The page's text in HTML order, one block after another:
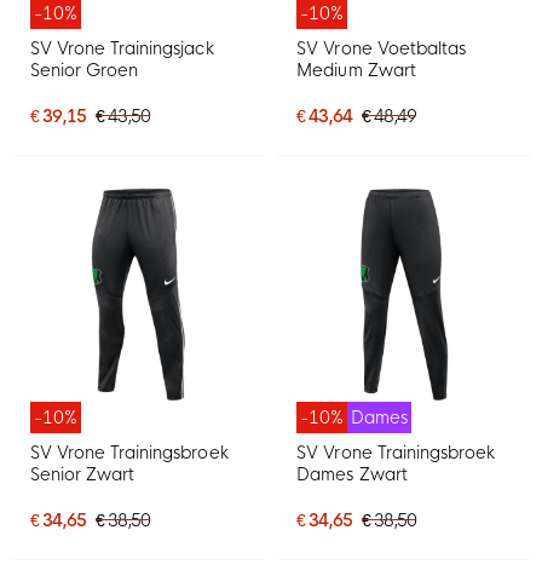
-10%
SV Vrone Trainingsjack
Senior Groen
€ 39,15 € 43,50
-10%
SV Vrone Voetbaltas
Medium Zwart
€ 43,64 € 48,49
-10%
SV Vrone Trainingsbroek
Senior Zwart
€ 34,65 € 38,50
-10% Dames
SV Vrone Trainingsbroek
Dames Zwart
€ 34,65 € 38,50